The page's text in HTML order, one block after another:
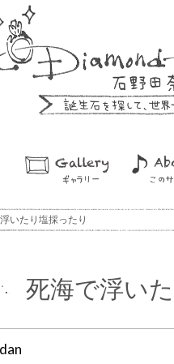
いたり塩採ったり
死海で浮い